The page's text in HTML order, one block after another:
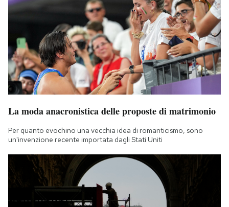
La moda anacronistica delle proposte di matrimonio
Per quanto evochino una vecchia idea di romanticismo, sono
un'invenzione recente importata dagli Stati Uniti